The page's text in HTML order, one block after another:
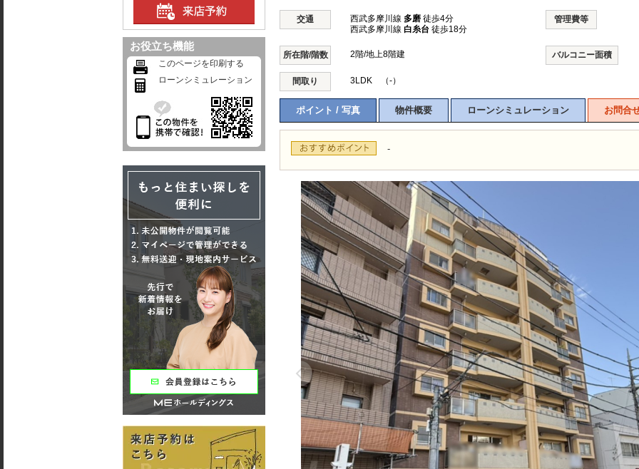
交通 西武多摩川線 多磨 徒歩4分
西武多摩川線 白糸台 徒歩18分
管理費等
所在階/階数 2階/地上8階建 バルコニー面積
間取り 3LDK （-）
ポイント / 写真 物件概要 ローンシミュレーション お問合
-
お役立ち機能
このページを印刷する
ローンシミュレーション